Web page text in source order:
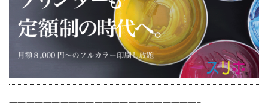
——————————————————————–